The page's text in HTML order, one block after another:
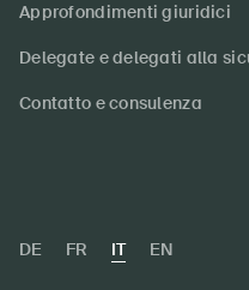
Approfondimenti giuridici
Delegate e delegati alla
Contatto e consulenza
DE FR IT EN